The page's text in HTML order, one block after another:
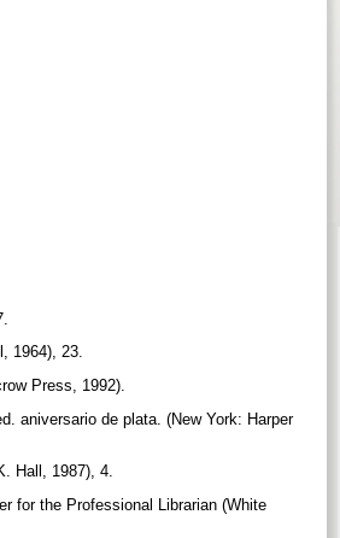
1964), 23.
Press, 1992).
aniversario de plata. (New York: Harper
Hall, 1987), 4.
for the Professional Librarian (White